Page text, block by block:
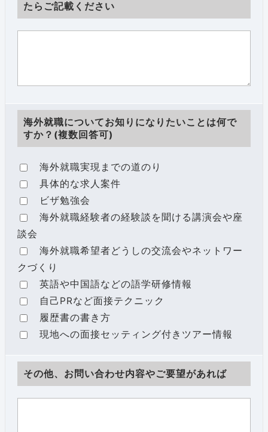
たらご記載ください
海外就職についてお知りになりたいことは何で
すか？(複数回答可)
海外就職実現までの道のり
具体的な求人案件
ビザ勉強会
海外就職経験者の経験談を聞ける講演会や座
談会
海外就職希望者どうしの交流会やネットワー
クづくり
英語や中国語などの語学研修情報
自己PRなど面接テクニック
履歴書の書き方
現地への面接セッティング付きツアー情報
その他、お問い合わせ内容やご要望があれば